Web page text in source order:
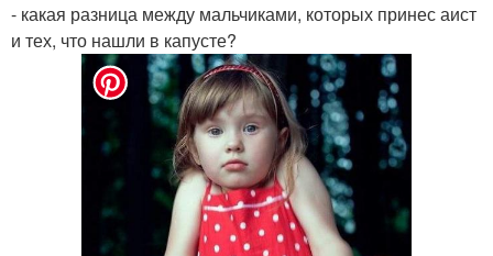
- какая разница между мальчиками, которых принес аист
и тех, что нашли в капусте?